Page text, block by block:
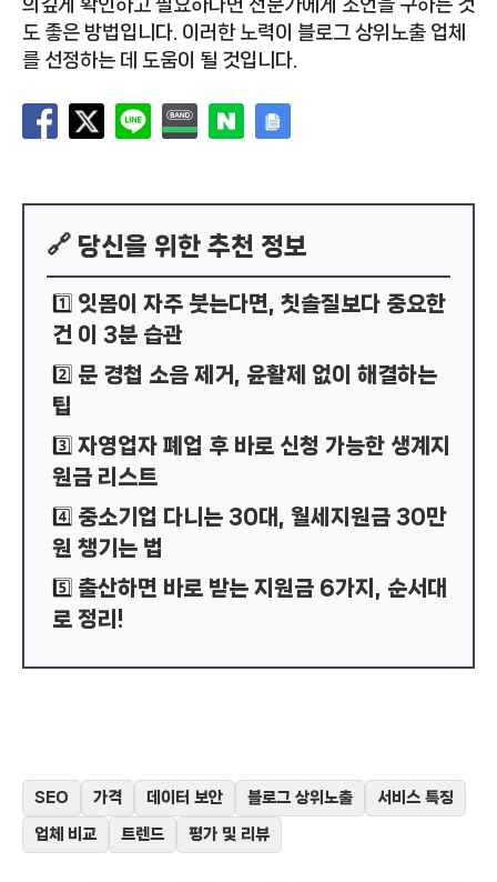
의깊게 확인하고 필요하다면 전문가에게 조언을 구하는 것
도 좋은 방법입니다. 이러한 노력이 블로그 상위노출 업체
를 선정하는 데 도움이 될 것입니다.
🔗 당신을 위한 추천 정보
1️⃣ 잇몸이 자주 붓는다면, 칫솔질보다 중요한
건 이 3분 습관
2️⃣ 문 경첩 소음 제거, 윤활제 없이 해결하는
팁
3️⃣ 자영업자 폐업 후 바로 신청 가능한 생계지
원금 리스트
4️⃣ 중소기업 다니는 30대, 월세지원금 30만
원 챙기는 법
5️⃣ 출산하면 바로 받는 지원금 6가지, 순서대
로 정리!
SEO 가격 데이터 보안 블로그 상위노출 서비스 특징
업체 비교 트렌드 평가 및 리뷰